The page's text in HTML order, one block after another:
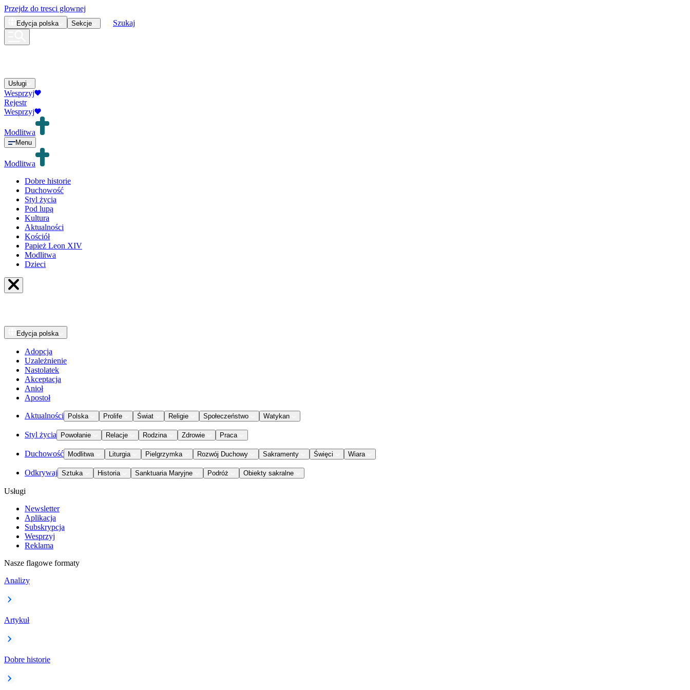
Przejdz do tresci glownej
Edycja polska Sekcje Szukaj
Usługi
Wesprzyj
Rejestr
Wesprzyj
Modlitwa
Menu
Modlitwa
Dobre historie
Duchowość
Styl życia
Pod lupą
Kultura
Aktualności
Kościół
Papież Leon XIV
Modlitwa
Dzieci
Edycja polska
Adopcja
Uzależnienie
Nastolatek
Akceptacja
Anioł
Apostoł
Aktualności Polska Prolife Świat Religie Społeczeństwo Watykan
Styl życia Powołanie Relacje Rodzina Zdrowie Praca
Duchowość Modlitwa Liturgia Pielgrzymka Rozwój Duchowy Sakramenty Święci Wiara
Odkrywaj Sztuka Historia Sanktuaria Maryjne Podróż Obiekty sakralne
Usługi
Newsletter
Aplikacja
Subskrypcja
Wesprzyj
Reklama
Nasze flagowe formaty
Analizy
Artykuł
Dobre historie